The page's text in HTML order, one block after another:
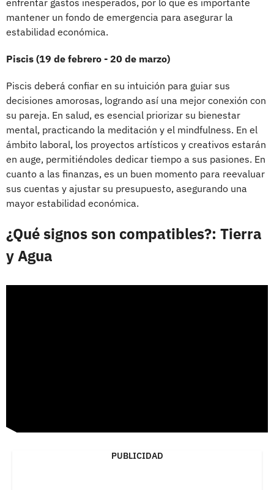
mantener un fondo de emergencia para asegurar la
estabilidad económica.
Piscis (19 de febrero - 20 de marzo)
Piscis deberá confiar en su intuición para guiar sus
decisiones amorosas, logrando así una mejor conexión con
su pareja. En salud, es esencial priorizar su bienestar
mental, practicando la meditación y el mindfulness. En el
ámbito laboral, los proyectos artísticos y creativos estarán
en auge, permitiéndoles dedicar tiempo a sus pasiones. En
cuanto a las finanzas, es un buen momento para reevaluar
sus cuentas y ajustar su presupuesto, asegurando una
mayor estabilidad económica.
¿Qué signos son compatibles?: Tierra
y Agua
PUBLICIDAD